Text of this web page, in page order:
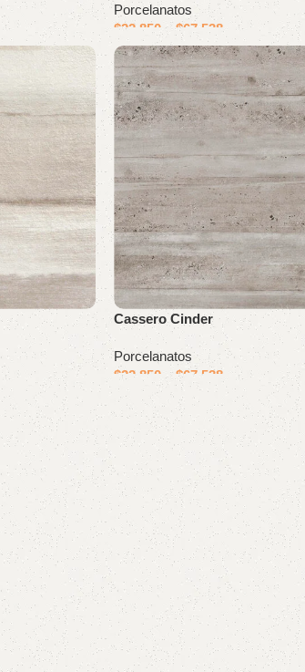
Porcelanatos
$22.850 –$67.538
Cassero Cinder
Porcelanatos
$22.850 –$67.538